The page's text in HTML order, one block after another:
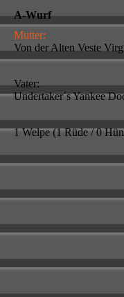
A-Wurf
Mutter:
Von der Alten Veste
Vater:
Undertaker´s Yankee
1 Welpe (1 Rüde / 0